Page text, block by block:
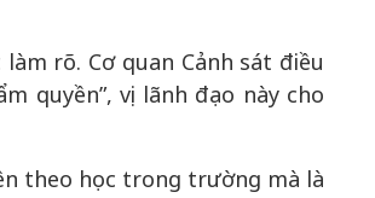
rõ. Cơ quan Cảnh sát điều
quyền”, vị lãnh đạo này cho
theo học trong trường mà là